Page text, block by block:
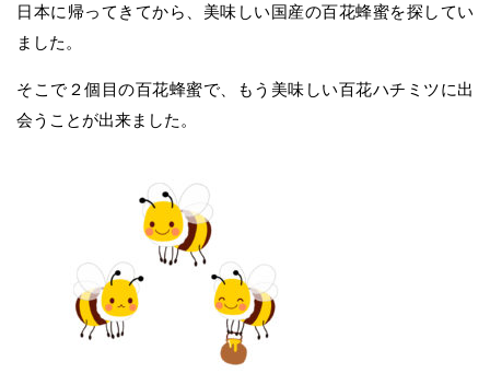
日本に帰ってきてから、美味しい国産の百花蜂蜜を探してい
ました。
そこで２個目の百花蜂蜜で、もう美味しい百花ハチミツに出
会うことが出来ました。